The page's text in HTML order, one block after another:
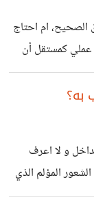
الصحيح، ام احتاج
عملي كمستقل أن
فأنت بذلك تكتب
ما تفعلون، ام
به؟
و لا اعرف
المؤلم الذي
بتجربتك